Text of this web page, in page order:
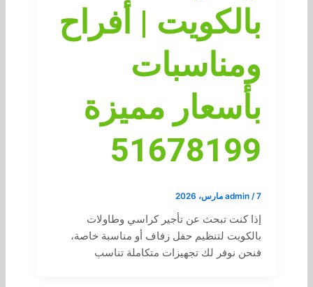
بالكويت | أفراح
ومناسبات
بأسعار مميزة
51678199
admin /7 مارس، 2026
إذا كنت تبحث عن تأجير كراسي وطاولات
بالكويت لتنظيم حفل زفاف أو مناسبة خاصة،
فنحن نوفر لك تجهيزات متكاملة تناسب